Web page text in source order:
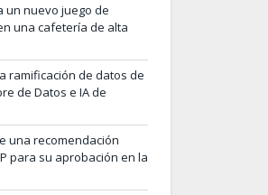
un nuevo juego de
una cafetería de alta
ramificación de datos de
de Datos e IA de
una recomendación
para su aprobación en la